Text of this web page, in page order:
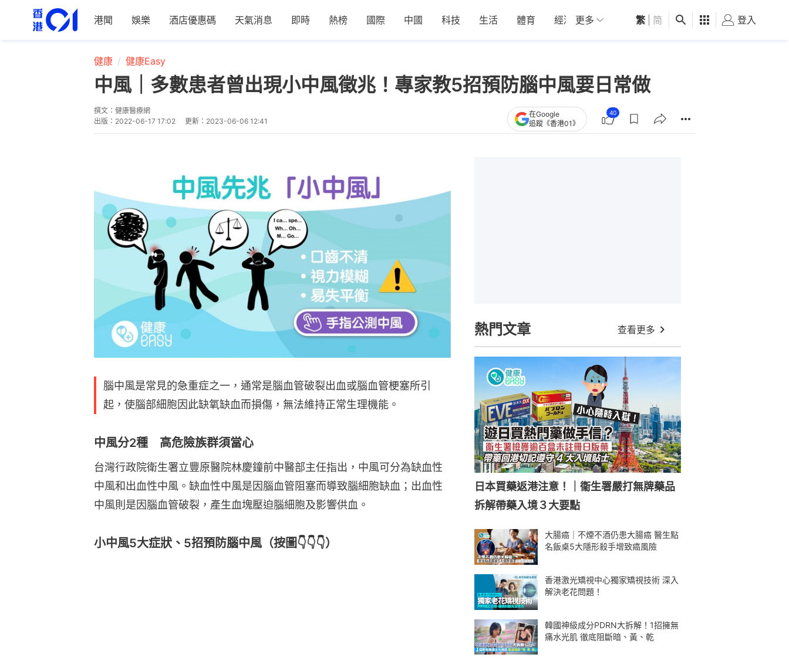
港聞 娛樂 酒店優惠碼 天氣消息 即時 熱榜 國際 中國 科技 生活 體育 經濟 01深圳 觀點 健康 好食玩飛
更多 繁 简 登入
健康 健康Easy
中風｜多數患者曾出現小中風徵兆！專家教5招預防腦中風要日常做
撰文： 健康醫療網
出版： 2022-06-17 17:02 更新： 2023-06-06 12:41
在Google
追蹤《香港01》
40
腦中風是常見的急重症之一，通常是腦血管破裂出血或腦血管梗塞所引
起，使腦部細胞因此缺氧缺血而損傷，無法維持正常生理機能。
中風分2種 高危險族群須當心
台灣行政院衛生署立豐原醫院林慶鐘前中醫部主任指出，中風可分為缺血性
中風和出血性中風。缺血性中風是因腦血管阻塞而導致腦細胞缺血；出血性
中風則是因腦血管破裂，產生血塊壓迫腦細胞及影響供血。
小中風5大症狀、5招預防腦中風（按圖👇👇👇）
熱門文章 查看更多
日本買藥返港注意！｜衞生署嚴打無牌藥品
拆解帶藥入境３大要點
大腸癌｜不煙不酒仍患大腸癌 醫生點
名飯桌5大隱形殺手增致癌風險
香港激光矯視中心獨家矯視技術 深入
解決老花問題！
韓國神級成分PDRN大拆解！1招擁無
痛水光肌 徹底阻斷暗、黃、乾